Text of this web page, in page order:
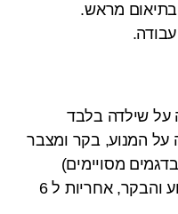
בתיאום מראש.
על שילדה בלבד
על המנוע, בקר ומצבר
מסויימים)
ממונעים – אחריות לשנה על המנוע והבקר, אחריות ל 6